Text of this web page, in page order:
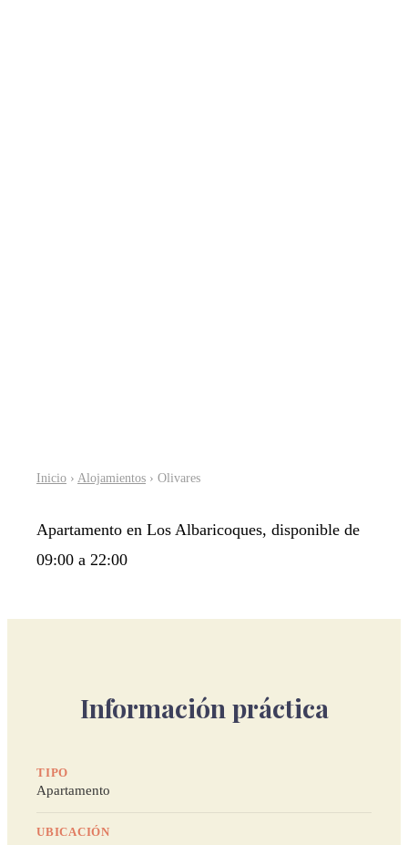
Inicio › Alojamientos › Olivares
Apartamento en Los Albaricoques, disponible de
09:00 a 22:00
Información práctica
TIPO
Apartamento
UBICACIÓN